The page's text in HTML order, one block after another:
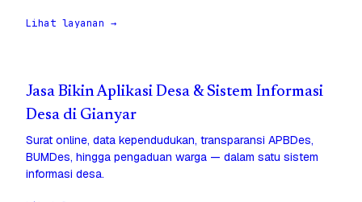
Lihat layanan →
Jasa Bikin Aplikasi Desa & Sistem Informasi
Desa di Gianyar
Surat online, data kependudukan, transparansi APBDes,
BUMDes, hingga pengaduan warga — dalam satu sistem
informasi desa.